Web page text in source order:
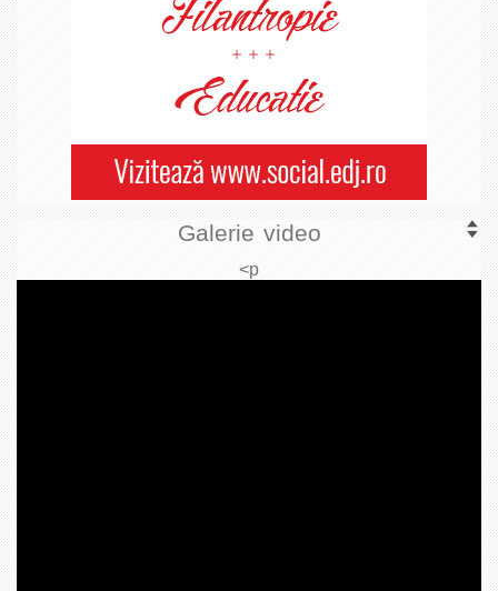
Galerie video
<p